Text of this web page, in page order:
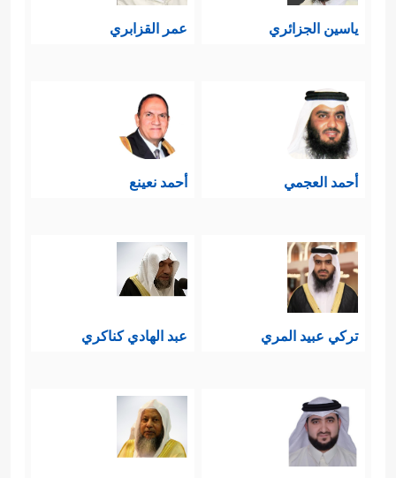
ياسين الجزائري عمر القزابري
أحمد العجمي أحمد نعينع
تركي عبيد المري عبد الهادي كناكري